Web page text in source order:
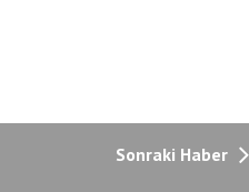
Sonraki Haber